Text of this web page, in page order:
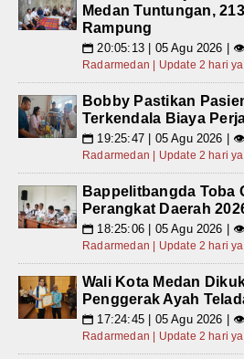
Medan Tuntungan,
Rampung
📅 20:05:13 | 05 Agu 2026 |
Radarmedan | Update 2 hari
Bobby Pastikan
Terkendala Biaya
📅 19:25:47 | 05 Agu 2026 |
Radarmedan | Update 2 hari
Bappelitbangda Toba
Perangkat Daerah
📅 18:25:06 | 05 Agu 2026 |
Radarmedan | Update 2 hari
Wali Kota Medan
Penggerak Ayah
📅 17:24:45 | 05 Agu 2026 |
Radarmedan | Update 2 hari